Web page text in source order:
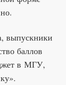
выпускники
баллов
в МГУ,
».